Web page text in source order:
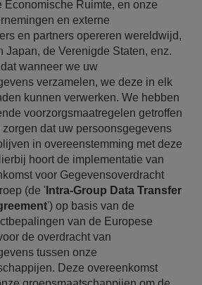
Economische Ruimte, en onze
en externe
en partners opereren wereldwijd,
Japan, de Verenigde Staten, enz.
wanneer we uw
verzamelen, we deze in elk
kunnen verwerken. We hebben
voorzorgsmaatregelen getroffen
zorgen dat uw persoonsgegevens
in overeenstemming met deze
hoort de implementatie van
voor Gegevensoverdracht
(de ' Intra-Group Data Transfer
') op basis van de
van de Europese
de overdracht van
tussen onze
Deze overeenkomst